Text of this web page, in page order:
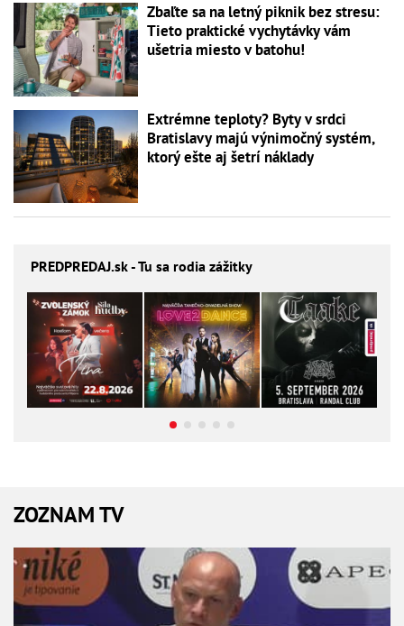
Zbaľte sa na letný piknik bez stresu:
Tieto praktické vychytávky vám
ušetria miesto v batohu!
Extrémne teploty? Byty v srdci
Bratislavy majú výnimočný systém,
ktorý ešte aj šetrí náklady
PREDPREDAJ.sk - Tu sa rodia zážitky
ZOZNAM TV